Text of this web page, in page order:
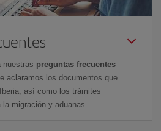
nuestras preguntas frecuentes
aclaramos los documentos que
así como los trámites
migración y aduanas.